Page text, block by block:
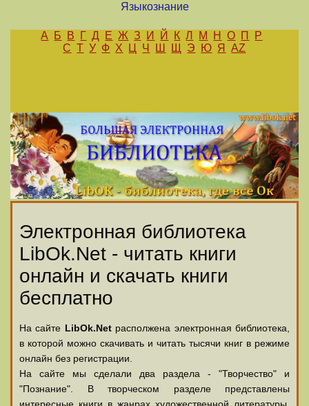
Языкознание
А Б В Г Д Е Ж З И Й К Л М Н О П
Р
С Т У Ф Х Ц Ч Ш Щ Э Ю Я AZ
Электронная библиотека
LibOk.Net - читать книги
онлайн и скачать книги
бесплатно
На сайте LibOk.Netрасполжена электронная библиотека,
в которой можно скачивать и читать тысячи книг в режиме
онлайн без регистрации.
На сайте мы сделали два раздела - "Творчество" и
"Познание". В творческом разделе представлены